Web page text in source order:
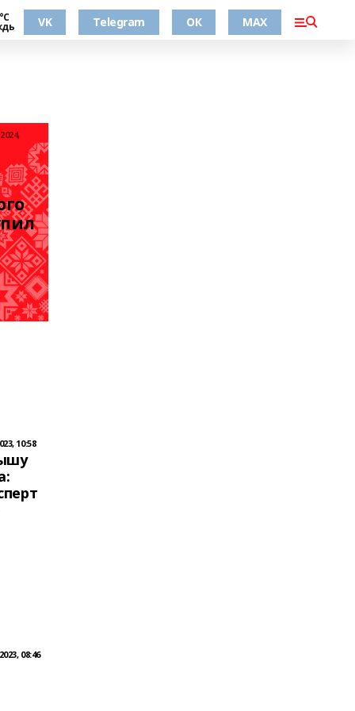
VK Telegram ОК MAX
10:58
08:46